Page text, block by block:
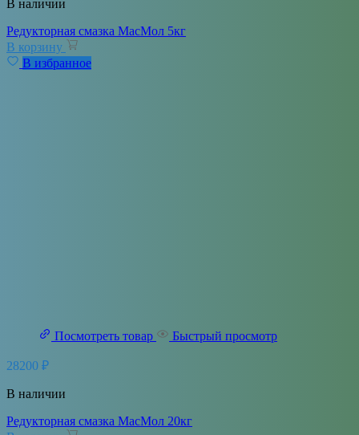
В наличии
Редукторная смазка МасМол 5кг
В корзину
В избранное
Посмотреть товар Быстрый просмотр
28200 ₽
В наличии
Редукторная смазка МасМол 20кг